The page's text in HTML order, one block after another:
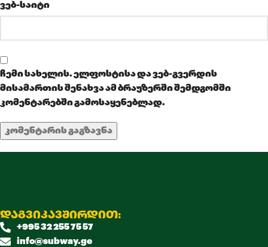
ვებ-საიტი
ჩემი სახელის. ელფოსტისა და ვებ-გვერდის
მისამართის შენახვა ამ ბრაუზერში შემდგომში
კომენტარებში გამოსაყენებლად.
დაგვიკავშირდით:
+995 32 255 75 57
info@subway.ge